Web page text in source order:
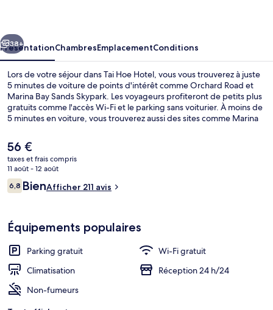
Suivant
38+
PrésentationChambresEmplacementConditions
Lors de votre séjour dans Tai Hoe Hotel, vous vous trouverez à juste
5 minutes de voiture de points d'intérêt comme Orchard Road et
Marina Bay Sands Skypark. Les voyageurs profiteront de petits plus
gratuits comme l'accès Wi-Fi et le parking sans voiturier. À moins de
5 minutes en voiture, vous trouverez aussi des sites comme Marina
situent à une courte distance à pied : Station Farrer Park est à 5 min
et Station Jalan Besar, à 9 min.
Le
prix
actuel
est
de
56 €
taxes et frais compris
11 août - 12 août
Avis
voyageurs
6,86,8 sur 10
BienAfficher 211 avis
Équipements populaires
Parking gratuit
Wi-Fi gratuit
Climatisation
Réception 24 h/24
Non-fumeurs